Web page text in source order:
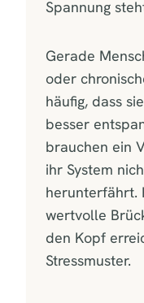
Spannung
Gerade
oder
häufig, dass
besser
brauchen ein
ihr System
herunterfährt.
wertvolle
den Kopf
Stressmuster.